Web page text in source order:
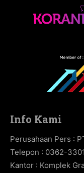
Info Kami
Perusahaan Pers :
Telepon : 0362-
Kantor : Komplek